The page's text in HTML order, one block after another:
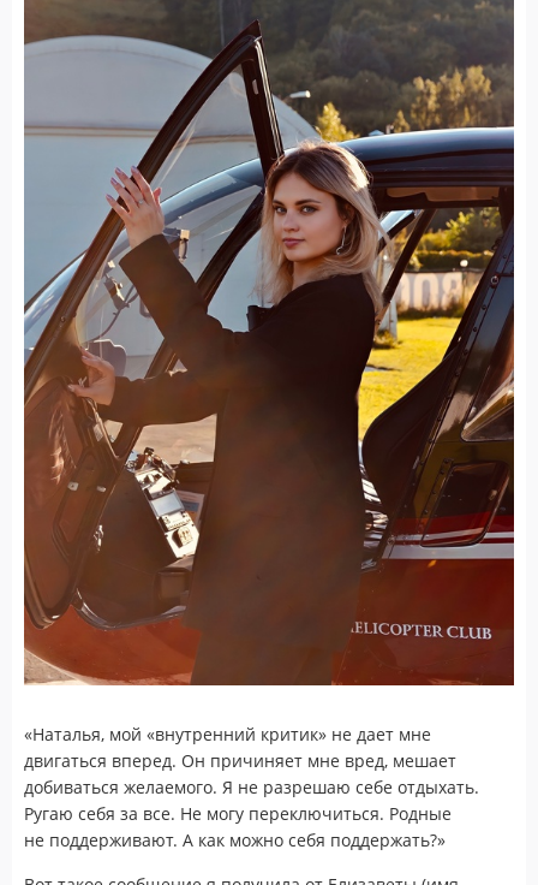
«Наталья, мой «внутренний критик» не дает мне
двигаться вперед. Он причиняет мне вред, мешает
добиваться желаемого. Я не разрешаю себе отдыхать.
Ругаю себя за все. Не могу переключиться. Родные
не поддерживают. А как можно себя поддержать?»